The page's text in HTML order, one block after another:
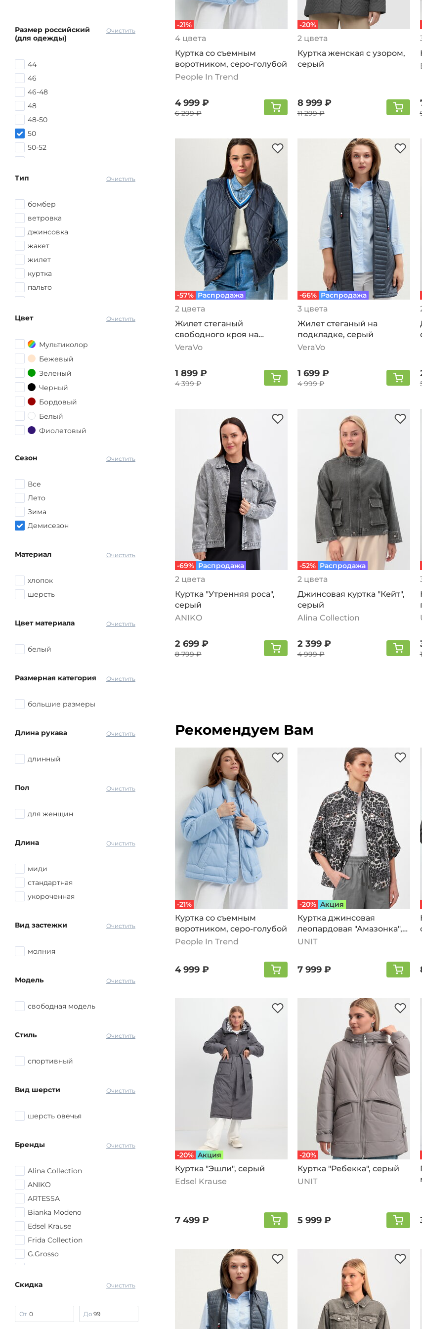
Очистить
Размер российский
(для одежды)
44
46
46-48
48
48-50
50
50-52
52-54
54-56
56
56-58
58
58-60
60
62
68-70
Очистить
Тип
бомбер
ветровка
джинсовка
жакет
жилет
куртка
пальто
худи
Очистить
Цвет
Мультиколор
Бежевый
Зеленый
Черный
Бордовый
Белый
Фиолетовый
Розовый
Желтый
Голубой
Синий
Очистить
Сезон
Все
Лето
Зима
Демисезон
Очистить
Материал
хлопок
шерсть
Очистить
Цвет материала
белый
Очистить
Размерная категория
большие размеры
Очистить
Длина рукава
длинный
Очистить
Пол
для женщин
Очистить
Длина
миди
стандартная
укороченная
Очистить
Вид застежки
молния
Очистить
Модель
свободная модель
Очистить
Стиль
спортивный
Очистить
Вид шерсти
шерсть овечья
Очистить
Бренды
Alina Collection
ANIKO
ARTESSA
Bianka Modeno
Edsel Krause
Frida Collection
G.Grosso
lava
MIO IMPERATRICE
No name
Очистить
Скидка
От До
-21%
4 цвета
Куртка со съемным
воротником, серо-голубой
People In Trend
4 999 ₽
6 299 ₽
-20%
2 цвета
Куртка женская с узором,
серый
8 999 ₽
11 299 ₽
-57% Распродажа
2 цвета
Жилет стеганый
свободного кроя на
молнии, серый
VeraVo
1 899 ₽
4 399 ₽
-66% Распродажа
3 цвета
Жилет стеганый на
подкладке, серый
VeraVo
1 699 ₽
4 999 ₽
-69% Распродажа
2 цвета
Куртка "Утренняя роса",
серый
ANIKO
2 699 ₽
8 799 ₽
-52% Распродажа
2 цвета
Джинсовая куртка "Кейт",
серый
Alina Collection
2 399 ₽
4 999 ₽
Рекомендуем Вам
-21%
Куртка со съемным
воротником, серо-голубой
People In Trend
4 999 ₽
-20% Aкция
Куртка джинсовая
леопардовая "Амазонка",
серый
UNIT
7 999 ₽
-20% Aкция
Куртка "Эшли", серый
Edsel Krause
7 499 ₽
-20%
Куртка "Ребекка", серый
UNIT
5 999 ₽